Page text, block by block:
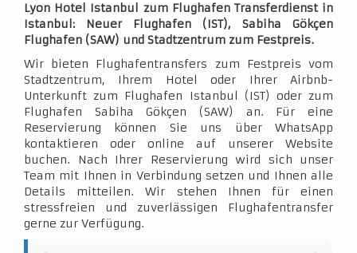
Lyon Hotel Istanbul zum Flughafen Transferdienst in
Istanbul: Neuer Flughafen (IST), Sabiha Gökçen
Flughafen (SAW) und Stadtzentrum zum Festpreis.
Wir bieten Flughafentransfers zum Festpreis vom
Stadtzentrum, Ihrem Hotel oder Ihrer Airbnb-
Unterkunft zum Flughafen Istanbul (IST) oder zum
Flughafen Sabiha Gökçen (SAW) an. Für eine
Reservierung können Sie uns über WhatsApp
kontaktieren oder online auf unserer Website
buchen. Nach Ihrer Reservierung wird sich unser
Team mit Ihnen in Verbindung setzen und Ihnen alle
Details mitteilen. Wir stehen Ihnen für einen
stressfreien und zuverlässigen Flughafentransfer
gerne zur Verfügung.